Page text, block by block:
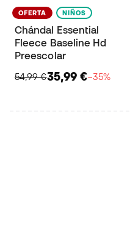
OFERTA NIÑOS
Chándal Essential
Fleece Baseline Hd
Preescolar
54,99 €35,99 €−35%